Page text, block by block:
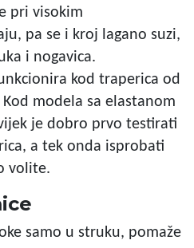
pri visokim
pa se i kroj lagano suzi,
i nogavica.
kod traperica od
modela sa elastanom
je dobro prvo testirati
a tek onda isprobati
volite.
samo u struku, pomaže